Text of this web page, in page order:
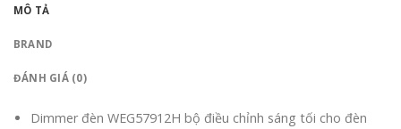
MÔ TẢ
BRAND
ĐÁNH GIÁ (0)
Dimmer đèn WEG57912H bộ điều chỉnh sáng tối cho đèn